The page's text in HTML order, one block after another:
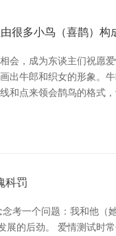
很多小鸟（喜鹊）构
，成为东谈主们祝愿
牛郎和织女的形象。
和点来领会鹊鸟的格式
科罚
考一个问题：我和他
的后劲。 爱情测试